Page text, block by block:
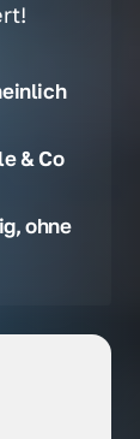
& Co
ohne